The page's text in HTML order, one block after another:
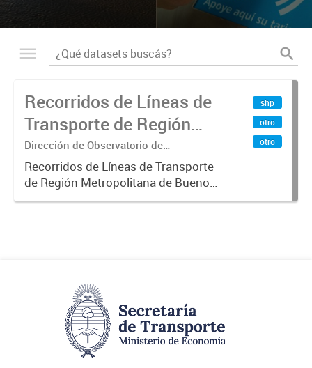
Recorridos de Líneas de
Transporte de Región
Metropolitana de
Buenos Aires (RMBA)
Dirección de Observatorio de
Transporte, Estudio y Sistemas
Recorridos de Líneas de Transporte
de Región Metropolitana de Buenos
Aires (RMBA).-
shp
otro
otro